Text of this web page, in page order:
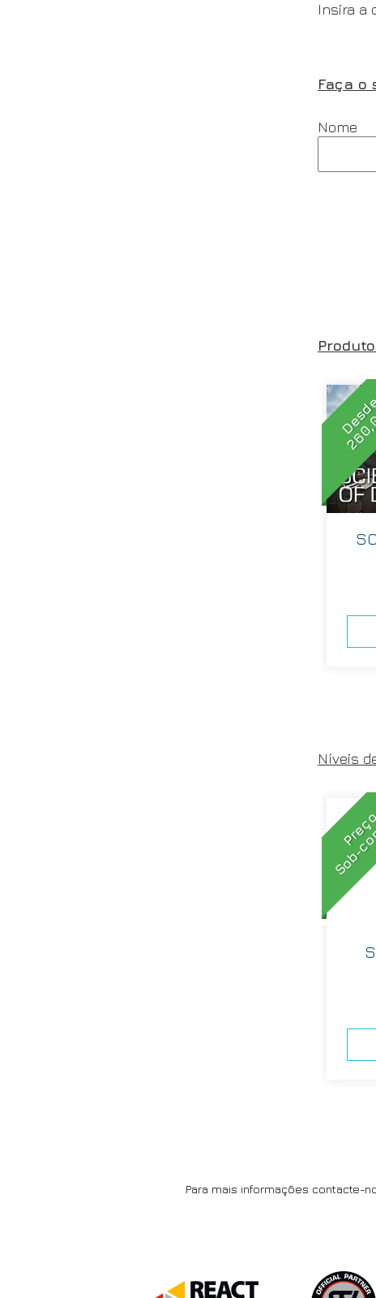
Insira a
Faça o
Nome
Níveis
Sob-
Para mais informações contacte-